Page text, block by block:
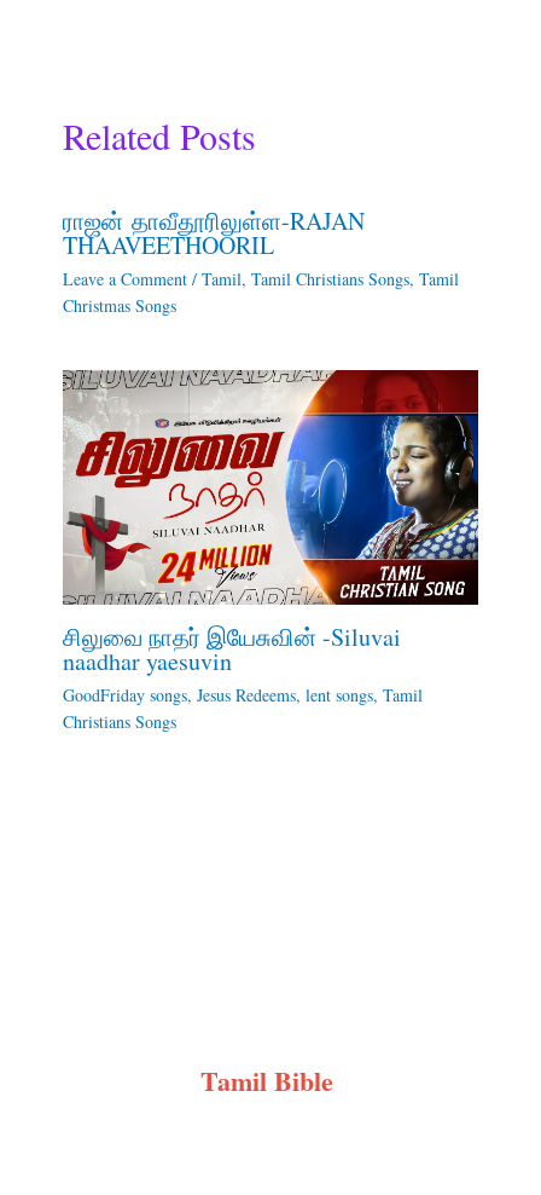
Related Posts
ராஜன் தாவீதூரிலுள்ள-RAJAN
THAAVEETHOORIL
Leave a Comment / Tamil, Tamil Christians Songs, Tamil
Christmas Songs
சிலுவை நாதர் இயேசுவின் -Siluvai
naadhar yaesuvin
GoodFriday songs, Jesus Redeems, lent songs, Tamil
Christians Songs
Tamil Bible